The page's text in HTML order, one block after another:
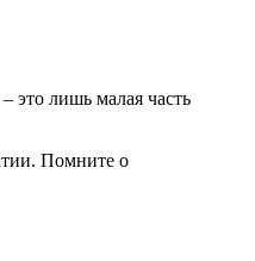
это лишь малая часть
Помните о